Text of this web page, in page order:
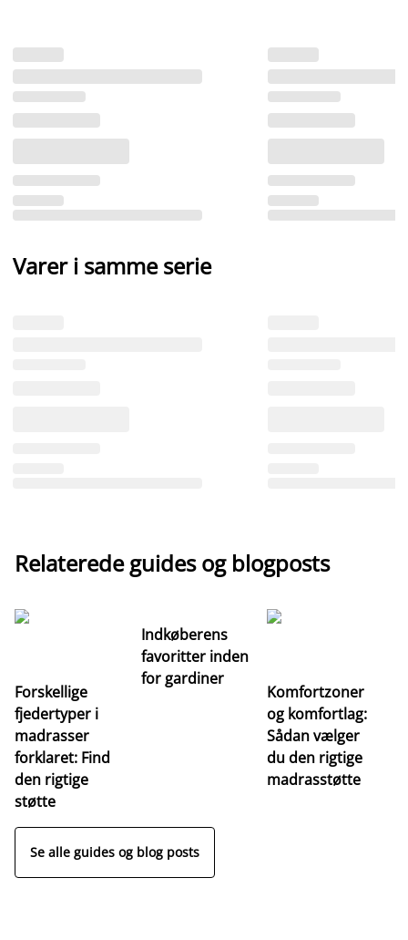
Varer i samme serie
Relaterede guides og blogposts
Forskellige
fjedertyper i
madrasser
forklaret: Find
den rigtige
støtte
Indkøberens
favoritter inden
for gardiner
Komfortzoner
og komfortlag:
Sådan vælger
du den rigtige
madrasstøtte
Se alle guides og blog posts